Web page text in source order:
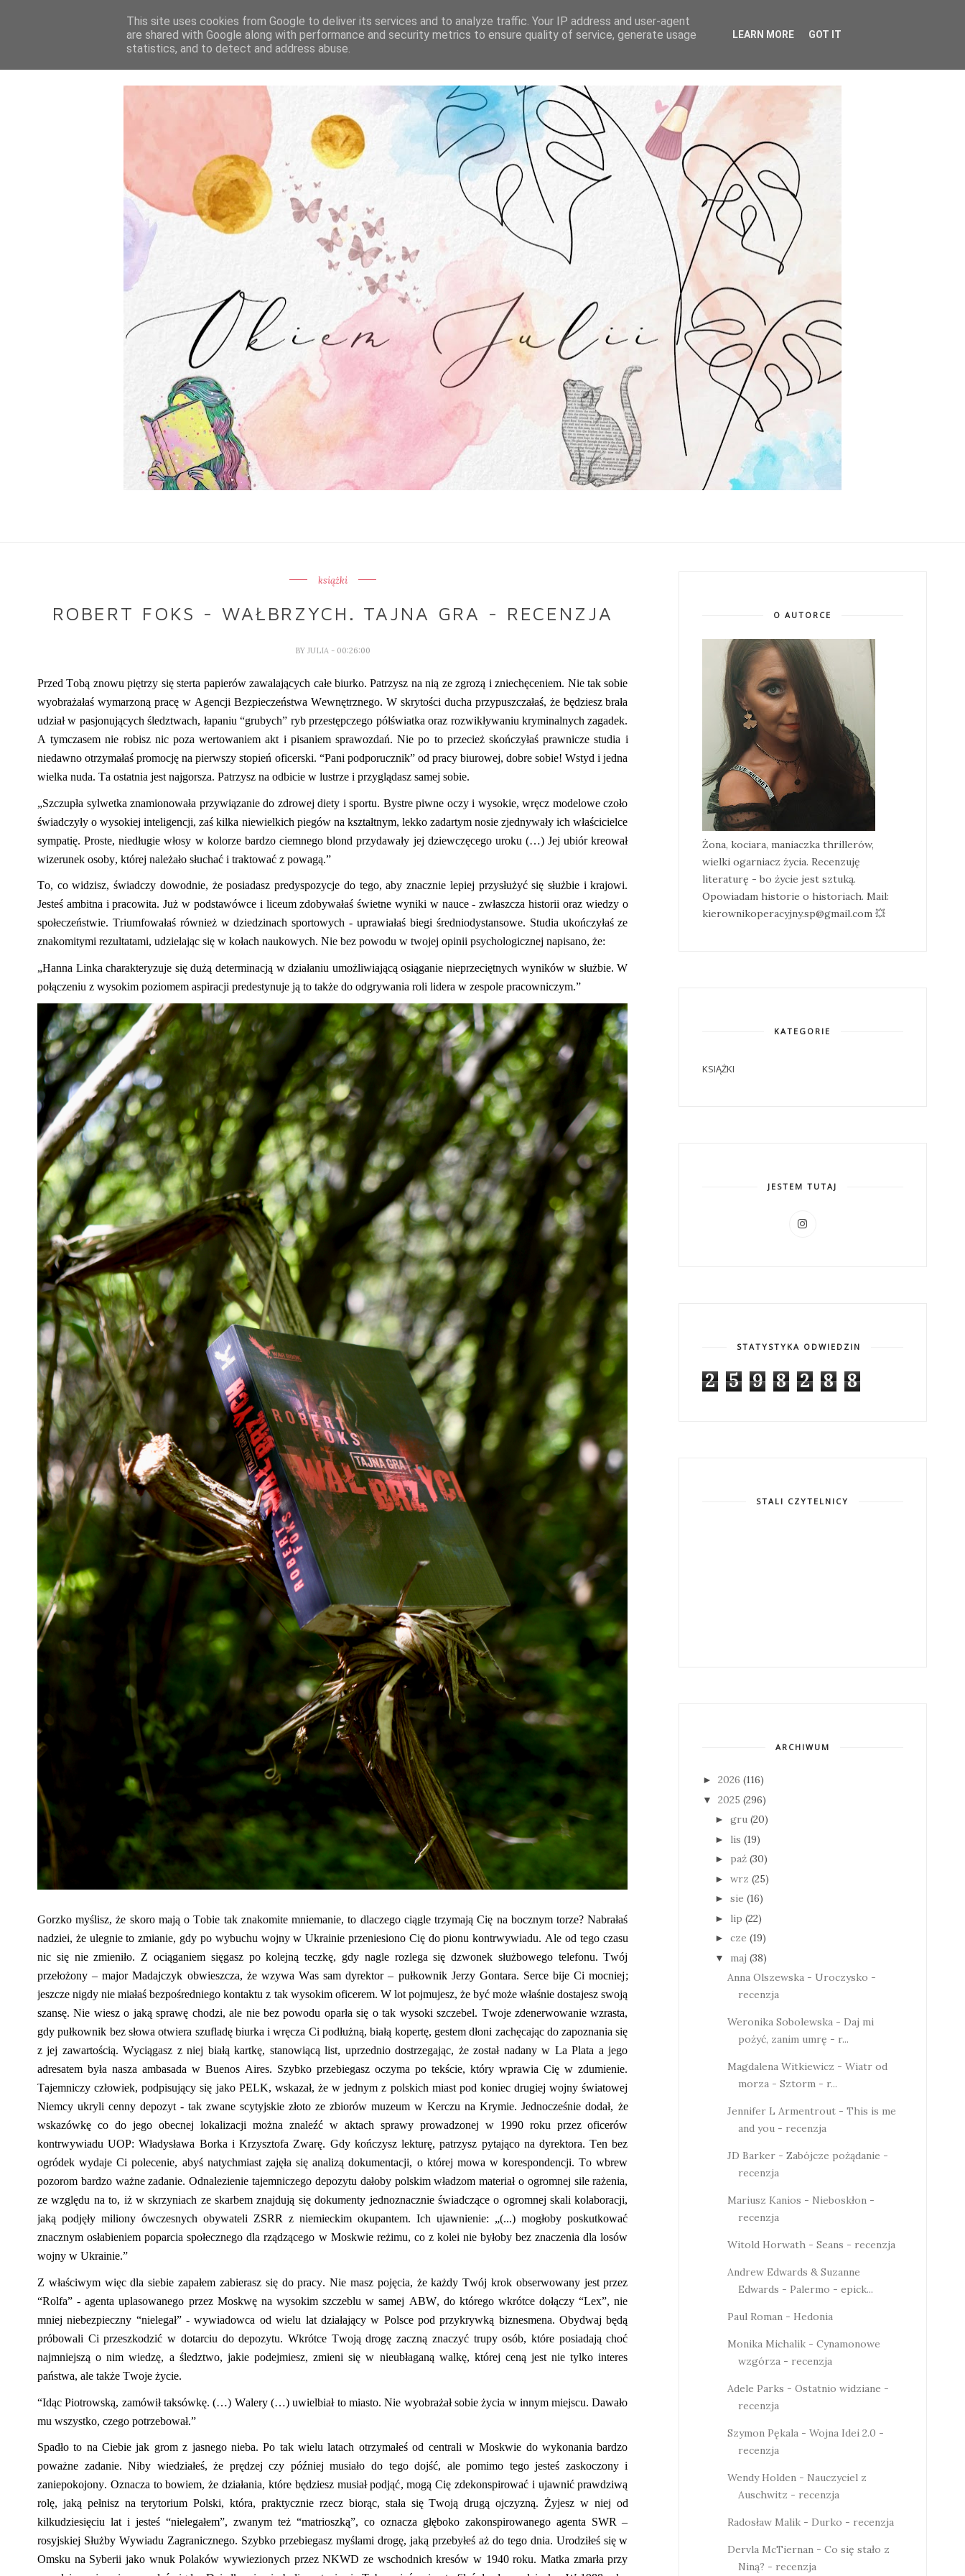
STRONA GŁÓWNA O MNIE WSPÓŁPRACA
książki
ROBERT FOKS - WAŁBRZYCH. TAJNA GRA - RECENZJA
BY JULIA - 00:26:00
Przed Tobą znowu piętrzy sięsterta papierów zawalających całe biurko. Patrzysz na nią ze zgrozą i zniechęceniem. Nie tak sobie
wyobrażałaś wymarzoną pracę w Agencji Bezpieczeństwa Wewnętrznego. W skrytości ducha przypuszczałaś, że będziesz brała
udział w pasjonujących śledztwach, łapaniu“grubych” ryb przestępczego półświatka oraz rozwikływaniu kryminalnych zagadek.
A tymczasem nie robisz nic poza wertowaniem akt i pisaniem sprawozdań. Nie po to przecież skończyłaś prawnicze studia i
niedawno otrzymałaś promocję na pierwszy stopień oficerski. “Pani podporucznik” od pracy biurowej, dobre sobie! Wstyd i jedna
wielka nuda. Ta ostatnia jest najgorsza. Patrzysz na odbicie w lustrze i przyglądasz samej sobie.
„Szczupła sylwetka znamionowała przywiązanie do zdrowej diety i sportu. Bystre piwne oczy i wysokie, wręcz modelowe czoło
świadczyły o wysokiej inteligencji, zaś kilka niewielkich piegów na kształtnym, lekko zadartym nosie zjednywały ich właścicielce
sympatię. Proste, niedługie włosy w kolorze bardzo ciemnego blond przydawały jej dziewczęcego uroku (…) Jej ubiór kreował
wizerunek osoby, której należało słuchać i traktować z powagą.”
To, co widzisz, świadczy dowodnie, że posiadasz predyspozycje do tego, aby znacznie lepiej przysłużyć się służbie i krajowi.
Jesteś ambitna i pracowita. Już w podstawówce i liceum zdobywałaś świetne wyniki w nauce- zwłaszcza historii oraz wiedzy o
społeczeństwie. Triumfowałaś również w dziedzinach sportowych - uprawiałaś biegi średniodystansowe. Studia ukończyłaś ze
znakomitymi rezultatami, udzielając się w kołach naukowych. Nie bez powodu w twojej opinii psychologicznej napisano, że:
„Hanna Linka charakteryzuje się dużą determinacją w działaniu umożliwiającą osiąganie nieprzeciętnych wyników w służbie. W
połączeniu z wysokim poziomem aspiracji predestynuje ją to także do odgrywania roli lidera w zespole pracowniczym.”
Gorzko myślisz, że skoro mają o Tobie tak znakomite mniemanie, to dlaczego ciągle trzymają Cię na bocznym torze? Nabrałaś
nadziei, że ulegnie to zmianie, gdy po wybuchu wojnywUkrainie przeniesiono Cię do pionu kontrwywiadu. Ale od tego czasu
nic się nie zmieniło. Z ociąganiem sięgasz po kolejną teczkę, gdy nagle rozlega się dzwonek służbowego telefonu. Twój
przełożony – major Madajczyk obwieszcza, że wzywa Was sam dyrektor – pułkownik Jerzy Gontara. Serce bije Ci mocniej;
jeszcze nigdy nie miałaś bezpośredniego kontaktu z tak wysokim oficerem. W lot pojmujesz, że być może właśnie dostajesz swoją
szansę. Nie wiesz o jaką sprawę chodzi, ale nie bez powodu oparła się o tak wysoki szczebel. Twoje zdenerwowanie wzrasta,
gdy pułkownik bez słowa otwiera szufladę biurka i wręcza Ci podłużną, białą kopertę, gestem dłoni zachęcając do zapoznania się
z jej zawartością. Wyciągasz z niej białą kartkę, stanowiącą list, uprzednio dostrzegając, że został nadany w La Plata a jego
adresatem była nasza ambasada w Buenos Aires. Szybko przebiegasz oczyma po tekście, który wprawia Cię w zdumienie.
Tajemniczy człowiek, podpisujący się jako PELK, wskazał, że w jednym z polskich miast pod koniec drugiej wojny światowej
Niemcy ukryli cenny depozyt - tak zwane scytyjskie złoto ze zbiorów muzeum w Kerczu na Krymie. Jednocześnie dodał, że
wskazówkę co do jego obecnej lokalizacji można znaleźć w aktach sprawy prowadzonej w 1990 roku przez oficerów
kontrwywiadu UOP: Władysława Borka i Krzysztofa Zwarę. Gdy kończysz lekturę, patrzysz pytająco na dyrektora. Ten bez
ogródek wydaje Ci polecenie, abyś natychmiast zajęła się analizą dokumentacji, o której mowa w korespondencji. To wbrew
pozorom bardzo ważne zadanie. Odnalezienie tajemniczego depozytu dałoby polskim władzom materiał o ogromnej sile rażenia,
ze względu na to, iż w skrzyniach ze skarbem znajdują się dokumenty jednoznacznie świadczące o ogromnej skali kolaboracji,
jaką podjęły miliony ówczesnych obywateli ZSRR z niemieckim okupantem. Ich ujawnienie: „(...) mogłoby poskutkować
znacznym osłabieniem poparcia społecznego dla rządzącego w Moskwie reżimu, co z kolei nie byłoby bez znaczenia dla losów
wojny w Ukrainie.”
Z właściwym więc dla siebie zapałem zabierasz się do pracy. Nie masz pojęcia, że każdy Twój krok obserwowany jest przez
“Rolfa” - agenta uplasowanego przez Moskwę na wysokim szczeblu w samej ABW, do którego wkrótce dołączy“Lex”, nie
mniej niebezpieczny “nielegał” - wywiadowca od wielu lat działający w Polsce pod przykrywką biznesmena. Obydwaj będą
próbowali Ci przeszkodzić w dotarciu do depozytu. Wkrótce Twoją drogę zaczną znaczyć trupy osób, które posiadają choć
najmniejszą o nim wiedzę, a śledztwo, jakie podejmiesz, zmieni się w nieubłaganą walkę, której ceną jest nie tylko interes
państwa, ale także Twoje życie.
“Idąc Piotrowską, zamówił taksówkę. (…) Walery (…) uwielbiał to miasto. Nie wyobrażał sobie życia w innym miejscu. Dawało
mu wszystko, czego potrzebował.”
Spadło to na Ciebie jak grom z jasnego nieba. Po tak wielu latach otrzymałeś od centrali w Moskwie do wykonania bardzo
poważne zadanie. Niby wiedziałeś, że prędzej czy później musiało do tego dojść, ale pomimo tego jesteś zaskoczony i
zaniepokojony. Oznacza to bowiem, że działania, które będziesz musiał podjąć, mogą Cię zdekonspirować i ujawnić prawdziwą
rolę, jaką pełniszna terytorium Polski, która, praktycznie rzecz biorąc, stała się Twoją drugą ojczyzną. Żyjesz w niej od
kilkudziesięciu lat i jesteś “nielegałem”, zwanym też “matrioszką”, co oznacza głęboko zakonspirowanego agenta SWR –
rosyjskiej Służby Wywiadu Zagranicznego. Szybko przebiegasz myślami drogę, jaką przebyłeś aż do tego dnia. Urodziłeś się w
Omsku na Syberii jako wnuk Polaków wywiezionych przez NKWD ze wschodnich kresów w 1940 roku. Matka zmarła przy
O AUTORCE
Żona, kociara, maniaczka thrillerów,
wielki ogarniacz życia. Recenzuję
literaturę - bo życie jest sztuką.
Opowiadam historie o historiach. Mail:
kierownikoperacyjny.sp@gmail.com 💥
KATEGORIE
KSIĄŻKI
JESTEM TUTAJ
STATYSTYKA ODWIEDZIN
2 5 9 8 2 8 8
STALI CZYTELNICY
ARCHIWUM
► 2026 (116)
▼ 2025 (296)
► gru (20)
► lis (19)
► paź (30)
► wrz (25)
► sie (16)
► lip (22)
► cze (19)
▼ maj (38)
Anna Olszewska - Uroczysko -
recenzja
Weronika Sobolewska - Daj mi
pożyć, zanim umrę - r...
Magdalena Witkiewicz - Wiatr od
morza - Sztorm - r...
Jennifer L Armentrout - This is me
and you - recenzja
JD Barker - Zabójcze pożądanie -
recenzja
Mariusz Kanios - Nieboskłon -
recenzja
Witold Horwath - Seans - recenzja
Andrew Edwards & Suzanne
Edwards - Palermo - epick...
Paul Roman - Hedonia
Monika Michalik - Cynamonowe
wzgórza - recenzja
Adele Parks - Ostatnio widziane -
recenzja
Szymon Pękala - Wojna Idei 2.0 -
recenzja
Wendy Holden - Nauczyciel z
Auschwitz - recenzja
Radosław Malik - Durko - recenzja
Dervla McTiernan - Co się stało z
Niną? - recenzja
This site uses cookies from Google to deliver its services and to analyze traffic. Your IP address and user-agent
are shared with Google along with performance and security metrics to ensure quality of service, generate usage
statistics, and to detect and address abuse.
LEARN MORE GOT IT